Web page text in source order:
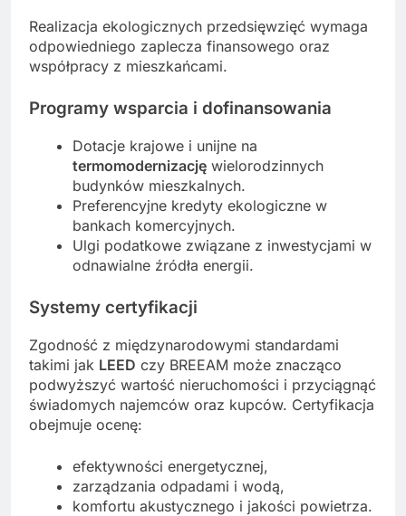
Realizacja ekologicznych przedsięwzięć wymaga
odpowiedniego zaplecza finansowego oraz
współpracy z mieszkańcami.
Programy wsparcia i dofinansowania
Dotacje krajowe i unijne na
termomodernizację wielorodzinnych
budynków mieszkalnych.
Preferencyjne kredyty ekologiczne w
bankach komercyjnych.
Ulgi podatkowe związane z inwestycjami w
odnawialne źródła energii.
Systemy certyfikacji
Zgodność z międzynarodowymi standardami
takimi jak LEED czy BREEAM może znacząco
podwyższyć wartość nieruchomości i przyciągnąć
świadomych najemców oraz kupców. Certyfikacja
obejmuje ocenę:
efektywności energetycznej,
zarządzania odpadami i wodą,
komfortu akustycznego i jakości powietrza.